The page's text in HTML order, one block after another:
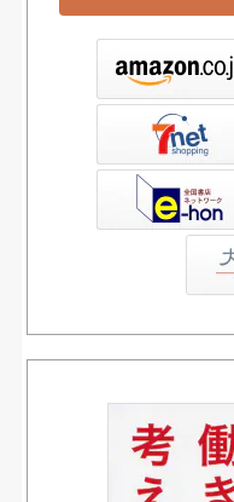
書店ウェブストア